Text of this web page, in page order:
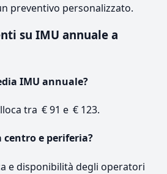
preventivo personalizzato.
su IMU annuale a
IMU annuale?
tra € 91 e € 123.
e periferia?
e disponibilità degli operatori